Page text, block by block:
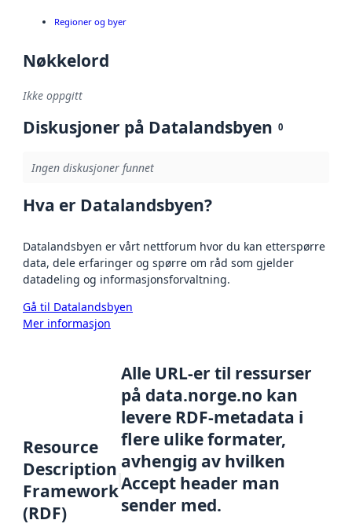
Regioner og byer
Nøkkelord
Ikke oppgitt
Diskusjoner på Datalandsbyen 0
Ingen diskusjoner funnet
Hva er Datalandsbyen?
Datalandsbyen er vårt nettforum hvor du kan etterspørre
data, dele erfaringer og spørre om råd som gjelder
datadeling og informasjonsforvaltning.
Gå til Datalandsbyen
Mer informasjon
Resource
Description
Framework
(RDF)
Alle URL-er til ressurser
på data.norge.no kan
levere RDF-metadata i
flere ulike formater,
avhengig av hvilken
Accept header man
sender med.